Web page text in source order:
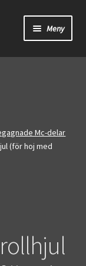
Meny
Mc-delar
(för hoj med